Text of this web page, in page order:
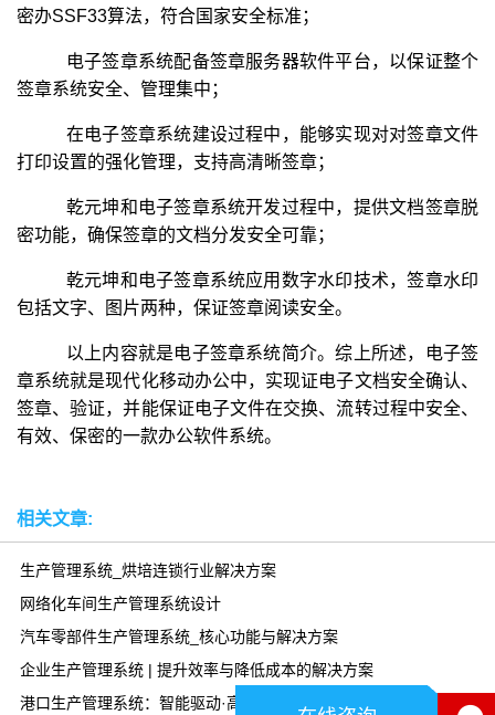
密办SSF33算法，符合国家安全标准；
电子签章系统配备签章服务器软件平台，以保证整个
签章系统安全、管理集中；
在电子签章系统建设过程中，能够实现对对签章文件
打印设置的强化管理，支持高清晰签章；
乾元坤和电子签章系统开发过程中，提供文档签章脱
密功能，确保签章的文档分发安全可靠；
乾元坤和电子签章系统应用数字水印技术，签章水印
包括文字、图片两种，保证签章阅读安全。
以上内容就是电子签章系统简介。综上所述，电子签
章系统就是现代化移动办公中，实现证电子文档安全确认、
签章、验证，并能保证电子文件在交换、流转过程中安全、
有效、保密的一款办公软件系统。
相关文章:
生产管理系统_烘培连锁行业解决方案
网络化车间生产管理系统设计
汽车零部件生产管理系统_核心功能与解决方案
企业生产管理系统 | 提升效率与降低成本的解决方案
港口生产管理系统：智能驱动·高效协同